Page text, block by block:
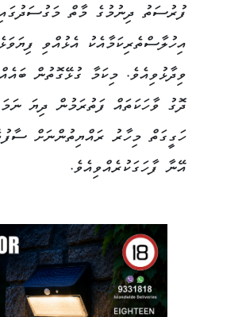
ފުރުސަތު ދިނުމުގެ މާތް
އިހުލާސްތެރިކަމާއެކު އެޅުއްވި
ވިދާޅުވިއެވެ. މިކަމާ ގުޅޭގޮތުން
ދޮގު ވާހަކަތައް ފަތުރަމުން ދިޔަ
ހަގީގަތް މިހާރު ރައްޔިތުންނަށް
އޭނާ ފާހަގަކުރެއްވިއެވެ.